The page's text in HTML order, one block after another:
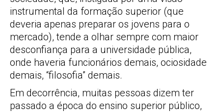
instrumental da formação superior (que
deveria apenas preparar os jovens para o
mercado), tende a olhar sempre com maior
desconfiança para a universidade pública,
onde haveria funcionários demais, ociosidade
demais, “filosofia” demais.
Em decorrência, muitas pessoas dizem ter
passado a época do ensino superior público,